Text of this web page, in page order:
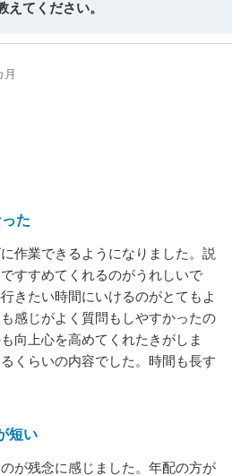
えてください。
た
作業できるようになりました。説
すすめてくれるのがうれしいで
きたい時間にいけるのがとてもよ
感じがよく質問もしやすかったの
向上心を高めてくれたきがしま
くらいの内容でした。時間も長す
短い
が残念に感じました。年配の方が